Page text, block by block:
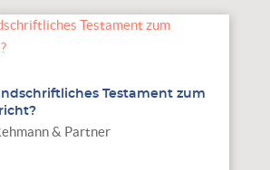
Testament zum
& Partner